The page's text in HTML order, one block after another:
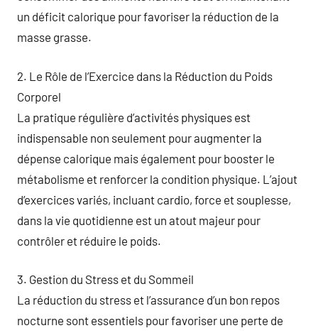
un déficit calorique pour favoriser la réduction de la
masse grasse.
2. Le Rôle de l’Exercice dans la Réduction du Poids
Corporel
La pratique régulière d’activités physiques est
indispensable non seulement pour augmenter la
dépense calorique mais également pour booster le
métabolisme et renforcer la condition physique. L’ajout
d’exercices variés, incluant cardio, force et souplesse,
dans la vie quotidienne est un atout majeur pour
contrôler et réduire le poids.
3. Gestion du Stress et du Sommeil
La réduction du stress et l’assurance d’un bon repos
nocturne sont essentiels pour favoriser une perte de